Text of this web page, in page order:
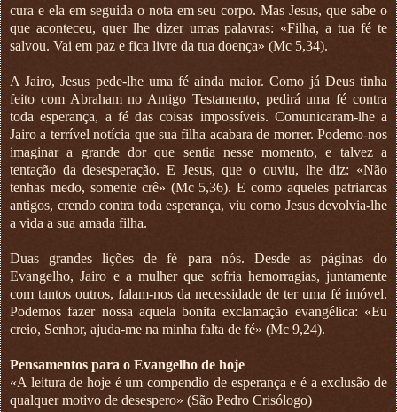
cura e ela em seguida o nota em seu corpo. Mas Jesus, que sabe o
que aconteceu, quer lhe dizer umas palavras: «Filha, a tua fé te
salvou. Vai em paz e fica livre da tua doença» (Mc 5,34).
A Jairo, Jesus pede-lhe uma fé ainda maior. Como já Deus tinha
feito com Abraham no Antigo Testamento, pedirá uma fé contra
toda esperança, a fé das coisas impossíveis. Comunicaram-lhe a
Jairo a terrível notícia que sua filha acabara de morrer. Podemo-nos
imaginar a grande dor que sentia nesse momento, e talvez a
tentação da desesperação. E Jesus, que o ouviu, lhe diz: «Não
tenhas medo, somente crê» (Mc 5,36). E como aqueles patriarcas
antigos, crendo contra toda esperança, viu como Jesus devolvia-lhe
a vida a sua amada filha.
Duas grandes lições de fé para nós. Desde as páginas do
Evangelho, Jairo e a mulher que sofria hemorragias, juntamente
com tantos outros, falam-nos da necessidade de ter uma fé imóvel.
Podemos fazer nossa aquela bonita exclamação evangélica: «Eu
creio, Senhor, ajuda-me na minha falta de fé» (Mc 9,24).
Pensamentos para o Evangelho de hoje
«A leitura de hoje é um compendio de esperança e é a exclusão de
qualquer motivo de desespero» (São Pedro Crisólogo)